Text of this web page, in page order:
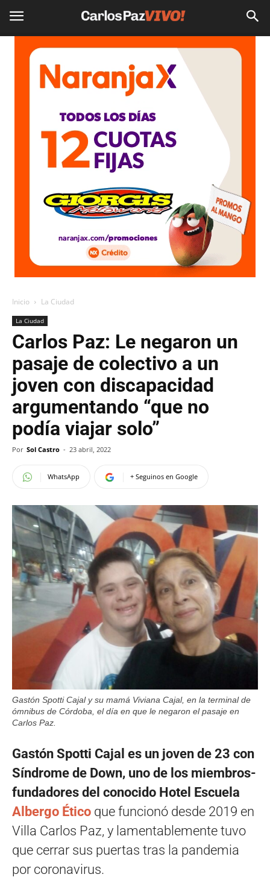
Inicio La Ciudad
La Ciudad
Carlos Paz: Le negaron un
pasaje de colectivo a un
joven con discapacidad
argumentando “que no
podía viajar solo”
Por Sol Castro - 23 abril, 2022
WhatsApp + Seguinos en Google
Gastón Spotti Cajal y su mamá Viviana Cajal, en la terminal de
ómnibus de Córdoba, el día en que le negaron el pasaje en
Carlos Paz.
Gastón Spotti Cajal es un joven de 23 con
Síndrome de Down, uno de los miembros-
fundadores del conocido Hotel Escuela
Albergo Ético que funcionó desde 2019 en
Villa Carlos Paz, y lamentablemente tuvo
que cerrar sus puertas tras la pandemia
por coronavirus.